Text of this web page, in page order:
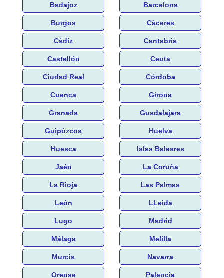
Badajoz Barcelona
Burgos Cáceres
Cádiz Cantabria
Castellón Ceuta
Ciudad Real Córdoba
Cuenca Girona
Granada Guadalajara
Guipúzcoa Huelva
Huesca Islas Baleares
Jaén La Coruña
La Rioja Las Palmas
León LLeida
Lugo Madrid
Málaga Melilla
Murcia Navarra
Orense Palencia